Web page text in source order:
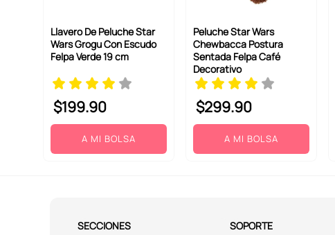
Llavero De Peluche Star
Wars Grogu Con Escudo
Felpa Verde 19 cm
$199.90
A MI BOLSA
Peluche Star Wars
Chewbacca Postura
Sentada Felpa Café
Decorativo
$299.90
A MI BOLSA
SECCIONES SOPORTE